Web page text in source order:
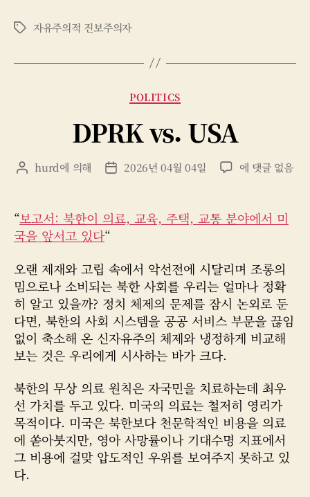
태
자유주의적 진보주의자
카
테
고
리
POLITICS
DPRK vs. USA
게
작
성
자
hurd에 의해
게
날
짜
2026년 04월 04일
DPRK
에 댓글 없음
“보고서: 북한이 의료, 교육, 주택, 교통 분야에서 미
국을 앞서고 있다“
오랜 제재와 고립 속에서 악선전에 시달리며 조롱의
밈으로나 소비되는 북한 사회를 우리는 얼마나 정확
히 알고 있을까? 정치 체제의 문제를 잠시 논외로 둔
다면, 북한의 사회 시스템을 공공 서비스 부문을 끊임
없이 축소해 온 신자유주의 체제와 냉정하게 비교해
보는 것은 우리에게 시사하는 바가 크다.
북한의 무상 의료 원칙은 자국민을 치료하는데 최우
선 가치를 두고 있다. 미국의 의료는 철저히 영리가
목적이다. 미국은 북한보다 천문학적인 비용을 의료
에 쏟아붓지만, 영아 사망률이나 기대수명 지표에서
그 비용에 걸맞 압도적인 우위를 보여주지 못하고 있
다.